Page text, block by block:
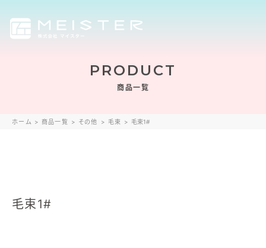
PRODUCT
商品一覧
ホーム > 商品一覧 > その他 > 毛束 > 毛束1#
毛束1#